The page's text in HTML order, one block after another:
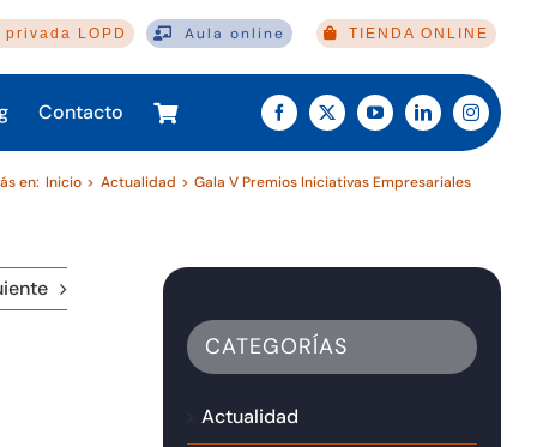
privada LOPD Aula online TIENDA ONLINE
Contacto
en: Inicio Actualidad Gala V Premios Iniciativas Empresariales
CATEGORÍAS
Actualidad